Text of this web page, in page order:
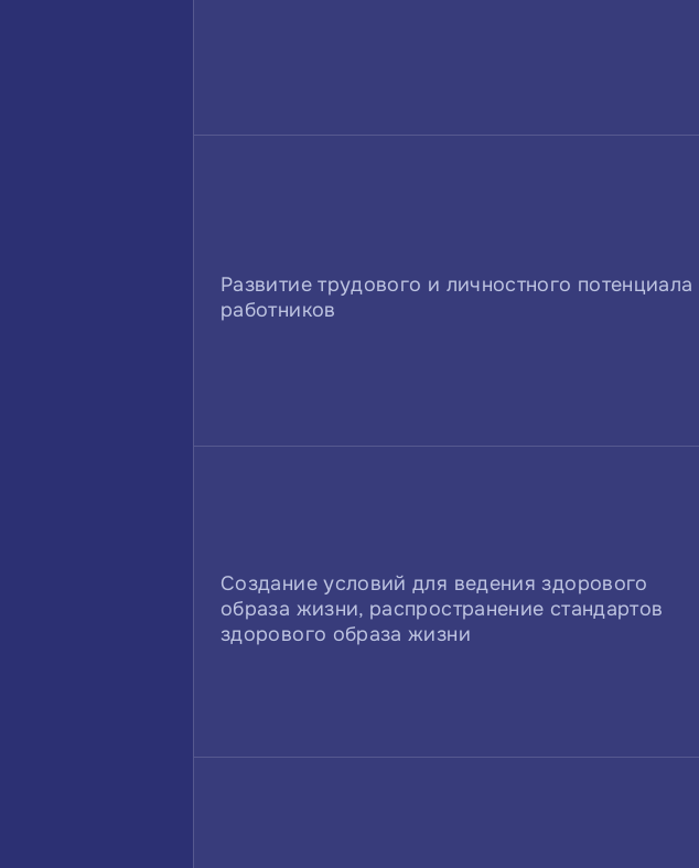
Развитие трудового и личностного потенциала
работников
Создание условий для ведения здорового
образа жизни, распространение стандартов
здорового образа жизни